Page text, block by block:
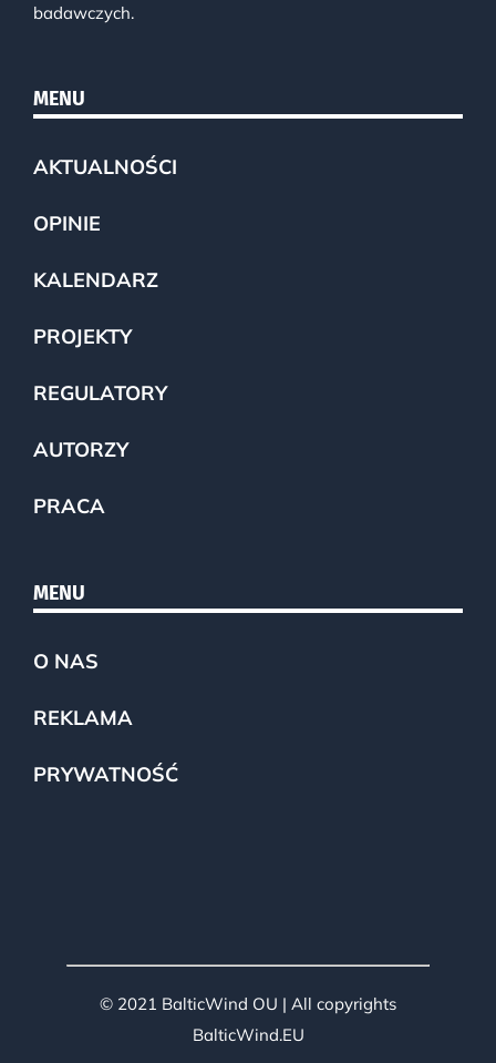
badawczych.
MENU
AKTUALNOŚCI
OPINIE
KALENDARZ
PROJEKTY
REGULATORY
AUTORZY
PRACA
MENU
O NAS
REKLAMA
PRYWATNOŚĆ
© 2021 BalticWind OU | All copyrights
BalticWind.EU